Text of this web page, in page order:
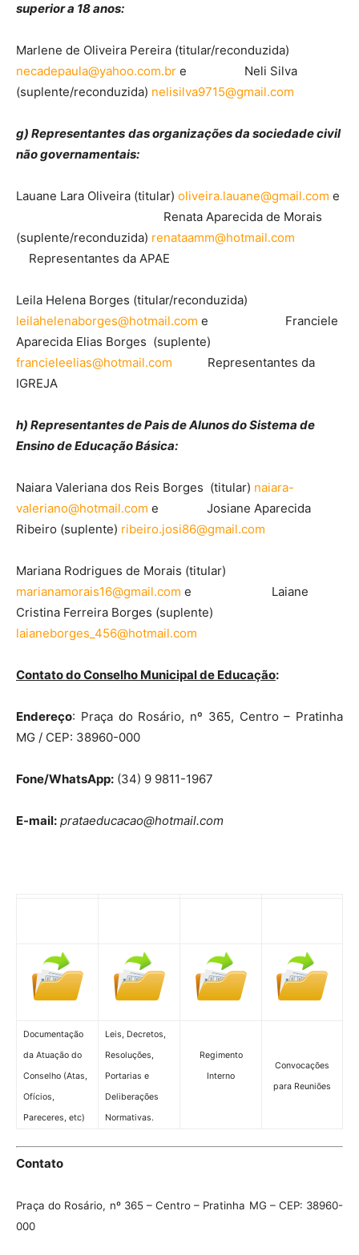
superior a 18 anos:
Marlene de Oliveira Pereira (titular/reconduzida)
necadepaula@yahoo.com.br e Neli Silva
(suplente/reconduzida) nelisilva9715@gmail.com
g) Representantes das organizações da sociedade civil
não governamentais:
Lauane Lara Oliveira (titular) oliveira.lauane@gmail.com e
Renata Aparecida de Morais
(suplente/reconduzida) renataamm@hotmail.com
Representantes da APAE
Leila Helena Borges (titular/reconduzida)
leilahelenaborges@hotmail.com e Franciele
Aparecida Elias Borges (suplente)
francieleelias@hotmail.com Representantes da
IGREJA
h) Representantes de Pais de Alunos do Sistema de
Ensino de Educação Básica:
Naiara Valeriana dos Reis Borges (titular) naiara-
valeriano@hotmail.com e Josiane Aparecida
Ribeiro (suplente) ribeiro.josi86@gmail.com
Mariana Rodrigues de Morais (titular)
marianamorais16@gmail.com e Laiane
Cristina Ferreira Borges (suplente)
laianeborges_456@hotmail.com
Contato do Conselho Municipal de Educação:
Endereço: Praça do Rosário, nº 365, Centro – Pratinha
MG / CEP: 38960-000
Fone/WhatsApp: (34) 9 9811-1967
E-mail: prataeducacao@hotmail.com
Documentação
da Atuação do
Conselho (Atas,
Ofícios,
Pareceres, etc)
Leis, Decretos,
Resoluções,
Portarias e
Deliberações
Normativas.
Regimento
Interno
Convocações
para Reuniões
Contato
Praça do Rosário, nº 365 – Centro – Pratinha MG – CEP: 38960-
000